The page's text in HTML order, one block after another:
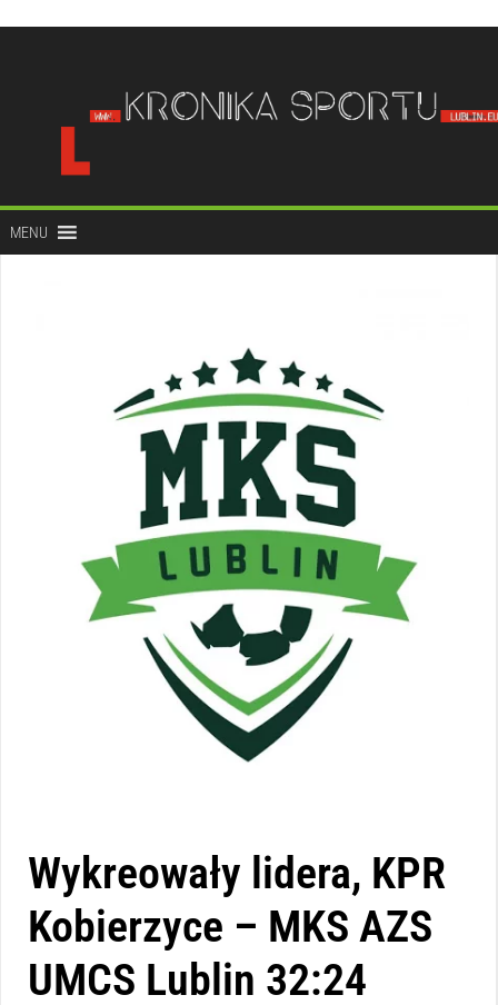
treści
MENU
Wykreowały lidera, KPR
Kobierzyce – MKS AZS
UMCS Lublin 32:24